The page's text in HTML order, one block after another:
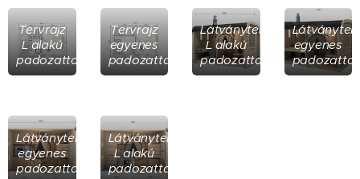
Tervrajz
L alakú
padozattal
Tervrajz
egyenes
padozattal
Látványterv
L alakú
padozattal
egyenes
padozattal
Látványterv
egyenes
padozattal
Látványterv
L alakú
padozattal